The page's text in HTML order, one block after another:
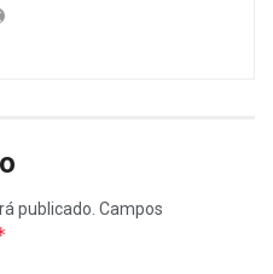
publicado. Campos